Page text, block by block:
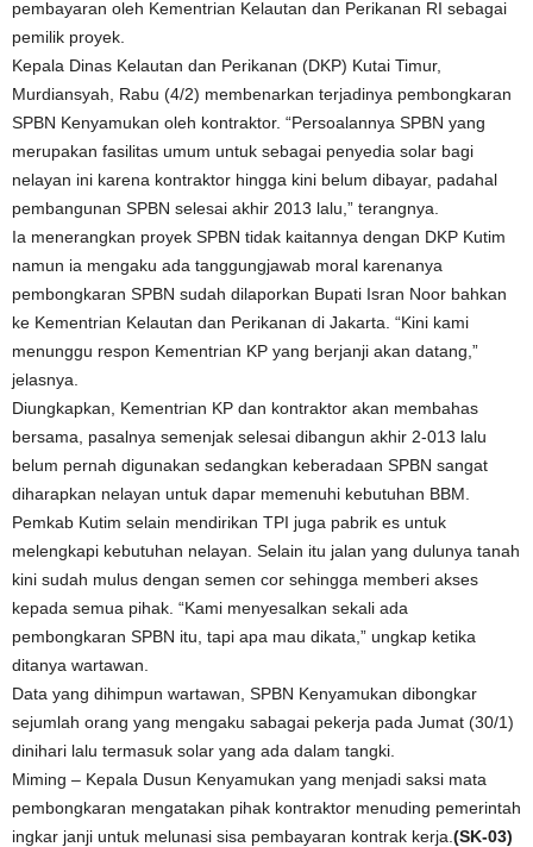
pembayaran oleh Kementrian Kelautan dan Perikanan RI sebagai
pemilik proyek.
Kepala Dinas Kelautan dan Perikanan (DKP) Kutai Timur,
Murdiansyah, Rabu (4/2) membenarkan terjadinya pembongkaran
SPBN Kenyamukan oleh kontraktor. “Persoalannya SPBN yang
merupakan fasilitas umum untuk sebagai penyedia solar bagi
nelayan ini karena kontraktor hingga kini belum dibayar, padahal
pembangunan SPBN selesai akhir 2013 lalu,” terangnya.
Ia menerangkan proyek SPBN tidak kaitannya dengan DKP Kutim
namun ia mengaku ada tanggungjawab moral karenanya
pembongkaran SPBN sudah dilaporkan Bupati Isran Noor bahkan
ke Kementrian Kelautan dan Perikanan di Jakarta. “Kini kami
menunggu respon Kementrian KP yang berjanji akan datang,”
jelasnya.
Diungkapkan, Kementrian KP dan kontraktor akan membahas
bersama, pasalnya semenjak selesai dibangun akhir 2-013 lalu
belum pernah digunakan sedangkan keberadaan SPBN sangat
diharapkan nelayan untuk dapar memenuhi kebutuhan BBM.
Pemkab Kutim selain mendirikan TPI juga pabrik es untuk
melengkapi kebutuhan nelayan. Selain itu jalan yang dulunya tanah
kini sudah mulus dengan semen cor sehingga memberi akses
kepada semua pihak. “Kami menyesalkan sekali ada
pembongkaran SPBN itu, tapi apa mau dikata,” ungkap ketika
ditanya wartawan.
Data yang dihimpun wartawan, SPBN Kenyamukan dibongkar
sejumlah orang yang mengaku sabagai pekerja pada Jumat (30/1)
dinihari lalu termasuk solar yang ada dalam tangki.
Miming – Kepala Dusun Kenyamukan yang menjadi saksi mata
pembongkaran mengatakan pihak kontraktor menuding pemerintah
ingkar janji untuk melunasi sisa pembayaran kontrak kerja. (SK-03)